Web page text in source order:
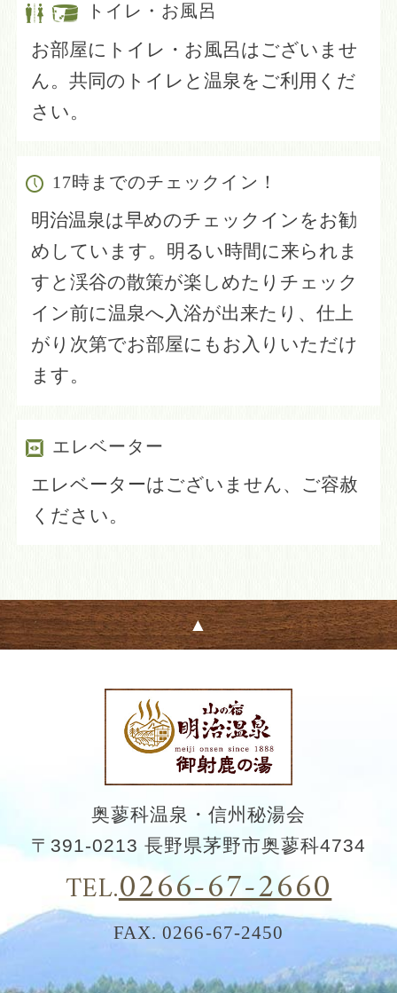
トイレ・お風呂
お部屋にトイレ・お風呂はございませ
ん。共同のトイレと温泉をご利用くだ
さい。
17時までのチェックイン！
明治温泉は早めのチェックインをお勧
めしています。明るい時間に来られま
すと渓谷の散策が楽しめたりチェック
イン前に温泉へ入浴が出来たり、仕上
がり次第でお部屋にもお入りいただけ
ます。
エレベーター
エレベーターはございません、ご容赦
ください。
奥蓼科温泉・信州秘湯会
〒391-0213 長野県茅野市奥蓼科4734
TEL.0266-67-2660
FAX. 0266-67-2450